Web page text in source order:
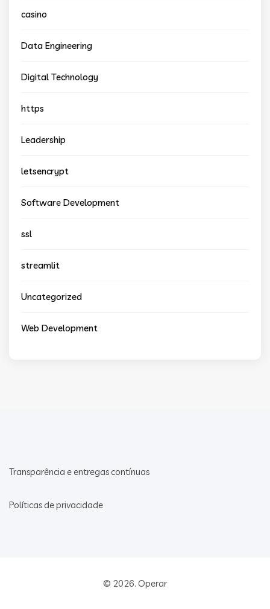
casino
Data Engineering
Digital Technology
https
Leadership
letsencrypt
Software Development
ssl
streamlit
Uncategorized
Web Development
Transparência e entregas contínuas
Políticas de privacidade
© 2026. Operar